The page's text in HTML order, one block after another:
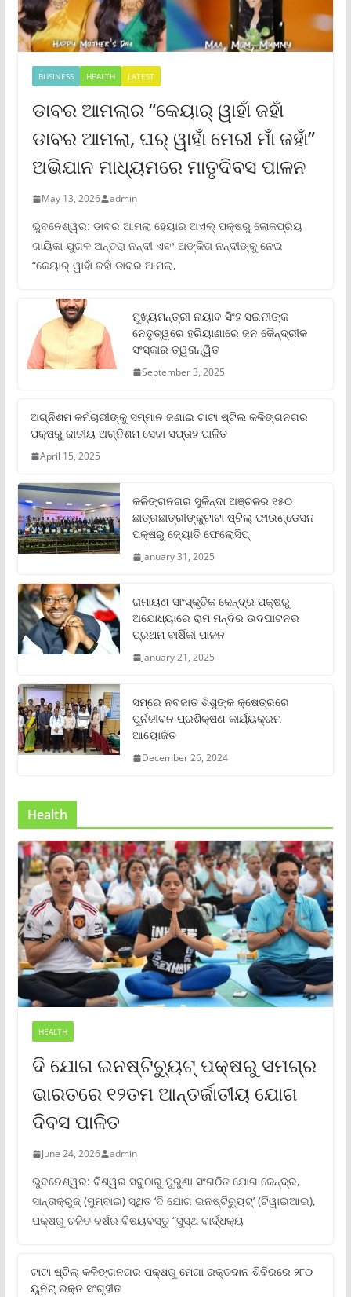
BUSINESS HEALTH LATEST
ଡାବର ଆମଲାର “କେୟାର୍ ୱାହାଁ ଜହାଁ
ଡାବର ଆମଲା, ଘର୍ ୱାହାଁ ମେରୀ ମାଁ ଜହାଁ”
ଅଭିଯାନ ମାଧ୍ୟମରେ ମାତୃଦିବସ ପାଳନ
May 13, 2026 admin
ଭୁବନେଶ୍ୱର: ଡାବର ଆମଲା ହେୟାର ଅଏଲ୍ ପକ୍ଷରୁ ଲୋକପ୍ରିୟ
ଗାୟିକା ଯୁଗଳ ଅନ୍ତରା ନନ୍ଦୀ ଏବଂ ଅଙ୍କିତା ନନ୍ଦୀଙ୍କୁ ନେଇ
“କେୟାର୍ ୱାହାଁ ଜହାଁ ଡାବର ଆମଲା,
ମୁଖ୍ୟମନ୍ତ୍ରୀ ନାୟାବ ସିଂହ ସଇନୀଙ୍କ
ନେତୃତ୍ୱରେ ହରିୟାଣାରେ ଜନ କୈନ୍ଦ୍ରୀକ
ସଂସ୍କାର ତ୍ୱରାନ୍ୱିତ
September 3, 2025
ଅଗ୍ନିଶମ କର୍ମଚାରୀଙ୍କୁ ସମ୍ମାନ ଜଣାଇ ଟାଟା ଷ୍ଟିଲ କଳିଙ୍ଗନଗର
ପକ୍ଷରୁ ଜାତୀୟ ଅଗ୍ନିଶମ ସେବା ସପ୍ତାହ ପାଳିତ
April 15, 2025
କଳିଙ୍ଗନଗର ସୁକିନ୍ଦା ଅଞ୍ଚଳର ୧୫୦
ଛାତ୍ରଛାତ୍ରୀଙ୍କୁଟାଟା ଷ୍ଟିଲ୍ ଫାଉଣ୍ଡେସନ
ପକ୍ଷରୁ ଜ୍ୟୋତି ଫେଲୋସିପ୍‌
January 31, 2025
ରାମାୟଣ ସାଂସ୍କୃତିକ କେନ୍ଦ୍ର ପକ୍ଷରୁ
ଅଯୋଧ୍ୟାରେ ରାମ ମନ୍ଦିର ଉଦଘାଟନର
ପ୍ରଥମ ବାର୍ଷିକୀ ପାଳନ
January 21, 2025
ସମ୍‌ରେ ନବଜାତ ଶିଶୁଙ୍କ କ୍ଷେତ୍ରରେ
ପୁର୍ନଜୀବନ ପ୍ରଶିକ୍ଷଣ କାର୍ଯ୍ୟକ୍ରମ
ଆୟୋଜିତ
December 26, 2024
Health
HEALTH
ଦି ଯୋଗ ଇନଷ୍ଟିଚ୍ୟୁଟ୍ ପକ୍ଷରୁ ସମଗ୍ର
ଭାରତରେ ୧୨ତମ ଆନ୍ତର୍ଜାତୀୟ ଯୋଗ
ଦିବସ ପାଳିତ
June 24, 2026 admin
ଭୁବନେଶ୍ୱର: ବିଶ୍ୱର ସବୁଠାରୁ ପୁରୁଣା ସଂଗଠିତ ଯୋଗ କେନ୍ଦ୍ର,
ସାନ୍ତାକ୍ରୁଜ୍ (ମୁମ୍ବାଇ) ସ୍ଥିତ ‘ଦି ଯୋଗ ଇନଷ୍ଟିଚ୍ୟୁଟ୍‌’ (ଟିୱାଇଆଇ),
ପକ୍ଷରୁ ଚଳିତ ବର୍ଷର ବିଷୟବସ୍ତୁ “ସୁସ୍ଥ ବାର୍ଦ୍ଧକ୍ୟ
ଟାଟା ଷ୍ଟିଲ୍‌ କଳିଙ୍ଗନଗର ପକ୍ଷରୁ ମେଗା ରକ୍ତଦାନ ଶିବିରରେ ୨୮୦
ୟୁନିଟ୍‌ ରକ୍ତ ସଂଗୃହୀତ